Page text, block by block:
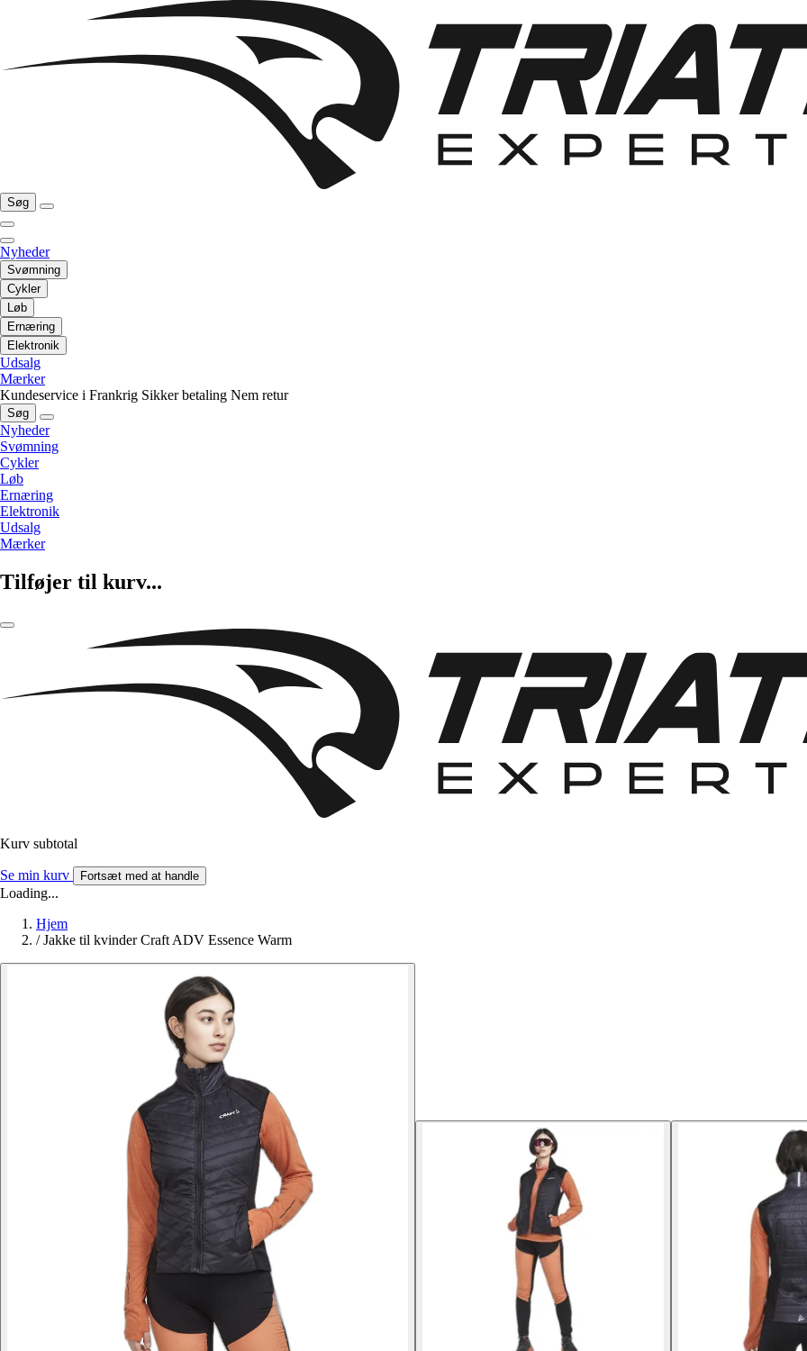
Søg
Nyheder
Svømning
Cykler
Løb
Ernæring
Elektronik
Udsalg
Mærker
Kundeservice i Frankrig Sikker betaling Nem retur
Søg
Nyheder
Svømning
Cykler
Løb
Ernæring
Elektronik
Udsalg
Mærker
Tilføjer til kurv...
Kurv subtotal
Se min kurv Fortsæt med at handle
Loading...
Hjem
/ Jakke til kvinder Craft ADV Essence Warm